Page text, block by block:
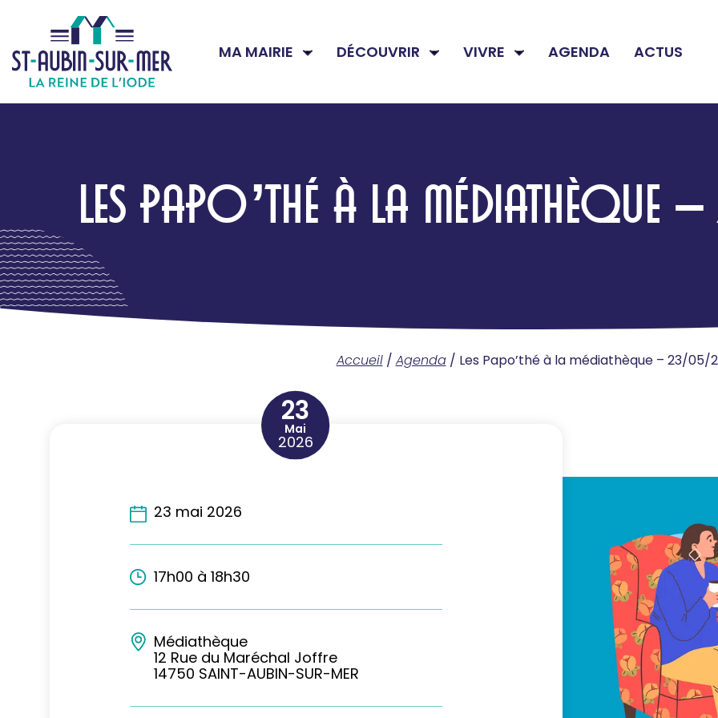
MA MAIRIE DÉCOUVRIR VIVRE AGENDA ACTUS
LES PAPO’THÉ À LA
Accueil/ Agenda/ Les Papo’thé à la médiathèque – 23/05/
23
Mai
2026
23 mai 2026
17h00 à 18h30
Médiathèque
12 Rue du Maréchal Joffre
14750 SAINT-AUBIN-SUR-MER